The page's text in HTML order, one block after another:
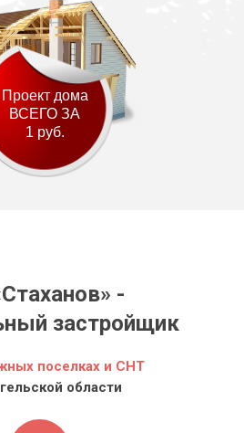
Проект дома
ВСЕГО ЗА
1 руб.
-
застройщик
поселках и СНТ
области